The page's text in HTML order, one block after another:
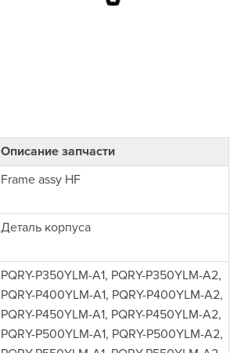
Описание запчасти
Frame assy HF
Деталь корпуса
PQRY-P350YLM-A1, PQRY-P350YLM-A2,
PQRY-P400YLM-A1, PQRY-P400YLM-A2,
PQRY-P450YLM-A1, PQRY-P450YLM-A2,
PQRY-P500YLM-A1, PQRY-P500YLM-A2,